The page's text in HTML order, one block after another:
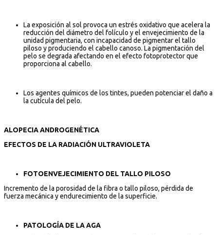
La exposición al sol provoca un estrés oxidativo que acelera la
reducción del diámetro del folículo y el envejecimiento de la
unidad pigmentaria, con incapacidad de pigmentar el tallo
piloso y produciendo el cabello canoso. La pigmentación del
pelo se degrada afectando en el efecto fotoprotector que
proporciona al cabello.
Los agentes químicos de los tintes, pueden potenciar el daño a
la cutícula del pelo.
ALOPECIA ANDROGENÉTICA
EFECTOS DE LA RADIACIÓN ULTRAVIOLETA
FOTOENVEJECIMIENTO DEL TALLO PILOSO
Incremento de la porosidad de la fibra o tallo piloso, pérdida de
fuerza mecánica y endurecimiento de la superficie.
PATOLOGÍA DE LA AGA